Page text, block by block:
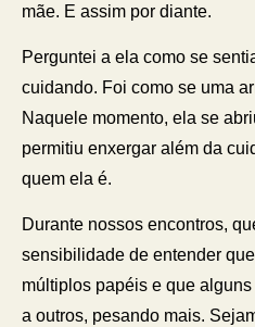
mãe. E assim por diante.
Perguntei a ela como se
cuidando. Foi como se uma
Naquele momento, ela se
permitiu enxergar além da
quem ela é.
Durante nossos encontros,
sensibilidade de entender
múltiplos papéis e que
a outros, pesando mais.